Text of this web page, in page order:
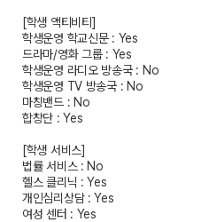
[학생 액티비티]
학생운영 학교신문 : Yes
드라마/영화 그룹 : Yes
학생운영 라디오 방송국 : No
학생운영 TV 방송국 : No
마칭밴드 : No
합창단 : Yes
[학생 서비스]
법률 서비스 : No
헬스 클리닉 : Yes
개인심리상담 : Yes
여성 센터 : Yes